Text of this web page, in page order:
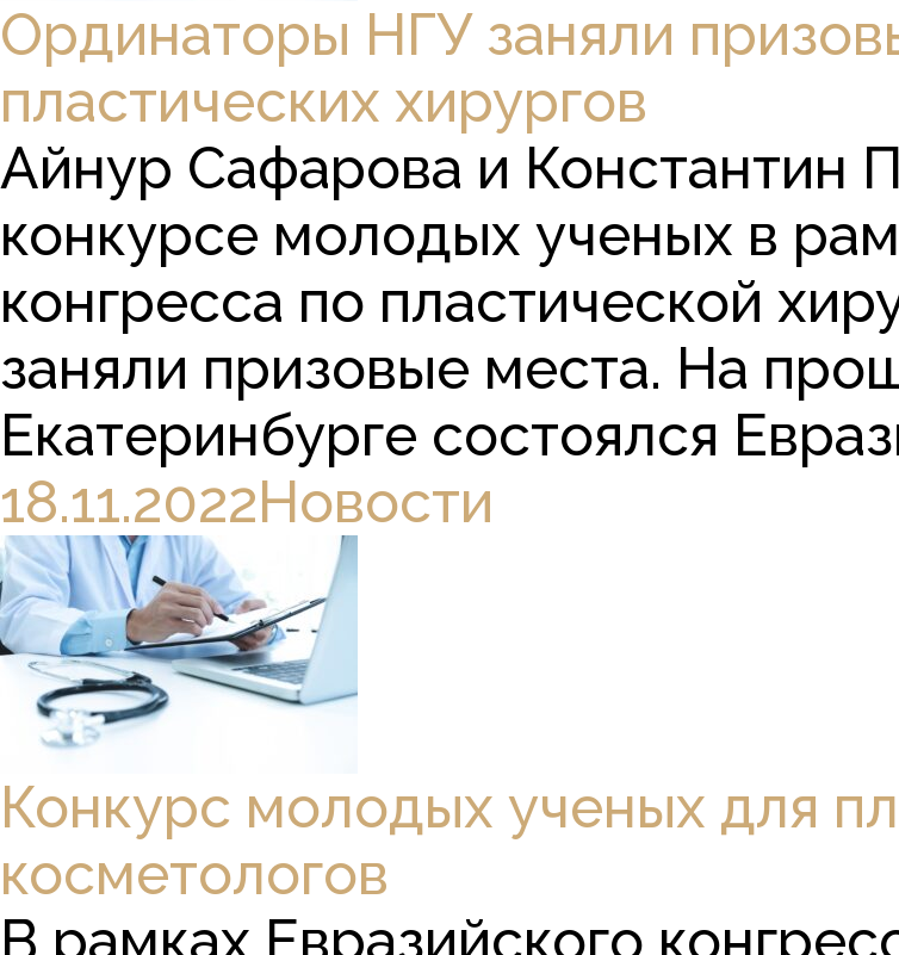
Ординаторы НГУ заняли
пластических хирургов
Айнур Сафарова и Константин
конкурсе молодых ученых в
конгресса по пластической
заняли призовые места. На
Екатеринбурге состоялся
18.11.2022Новости
Конкурс молодых ученых для
косметологов
В рамках Евразийского